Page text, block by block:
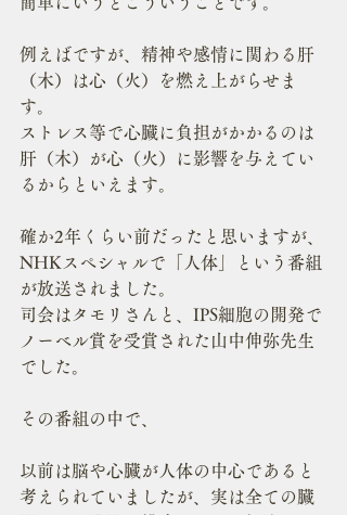
例えばですが、精神や感情に関わる肝
（木）は心（火）を燃え上がらせま
す。
ストレス等で心臓に負担がかかるのは
肝（木）が心（火）に影響を与えてい
るからといえます。
確か2年くらい前だったと思いますが、
NHKスペシャルで「人体」という番組
が放送されました。
司会はタモリさんと、IPS細胞の開発で
ノーベル賞を受賞された山中伸弥先生
でした。
その番組の中で、
以前は脳や心臓が人体の中心であると
考えられていましたが、実は全ての臓